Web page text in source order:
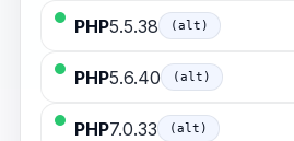
PHP5.5.38 (alt)
PHP5.6.40 (alt)
PHP7.0.33 (alt)